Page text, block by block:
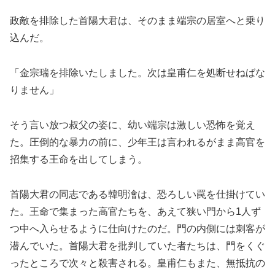
政敵を排除した首陽大君は、そのまま端宗の居室へと乗り
込んだ。
「金宗瑞を排除いたしました。次は皇甫仁を処断せねばな
りません」
そう言い放つ叔父の姿に、幼い端宗は激しい恐怖を覚え
た。圧倒的な暴力の前に、少年王は言われるがまま高官を
招集する王命を出してしまう。
首陽大君の同志である韓明澮は、恐ろしい罠を仕掛けてい
た。王命で集まった高官たちを、あえて狭い門から1人ず
つ中へ入らせるように仕向けたのだ。門の内側には刺客が
潜んでいた。首陽大君を批判していた者たちは、門をくぐ
ったところで次々と殺害される。皇甫仁もまた、無抵抗の